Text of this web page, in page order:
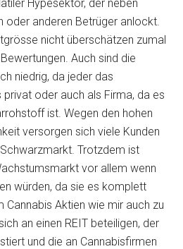
Hypesektor, der neben
oder anderen Betrüger anlockt.
nicht überschätzen zumal
Auch sind die
niedrig, da jeder das
privat oder auch als Firma, da es
ist. Wegen den hohen
versorgen sich viele Kunden
Trotzdem ist
vor allem wenn
würden, da sie es komplett
Cannabis Aktien wie mir auch zu
an einen REIT beteiligen, der
und die an Cannabisfirmen